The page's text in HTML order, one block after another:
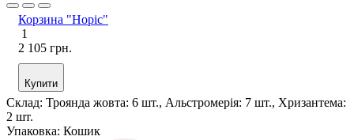
Корзина "Норіс"
1
2 105 грн.
Купити
Склад: Троянда жовта: 6 шт., Альстромерія: 7 шт., Хризантема:
2 шт.
Упаковка: Кошик